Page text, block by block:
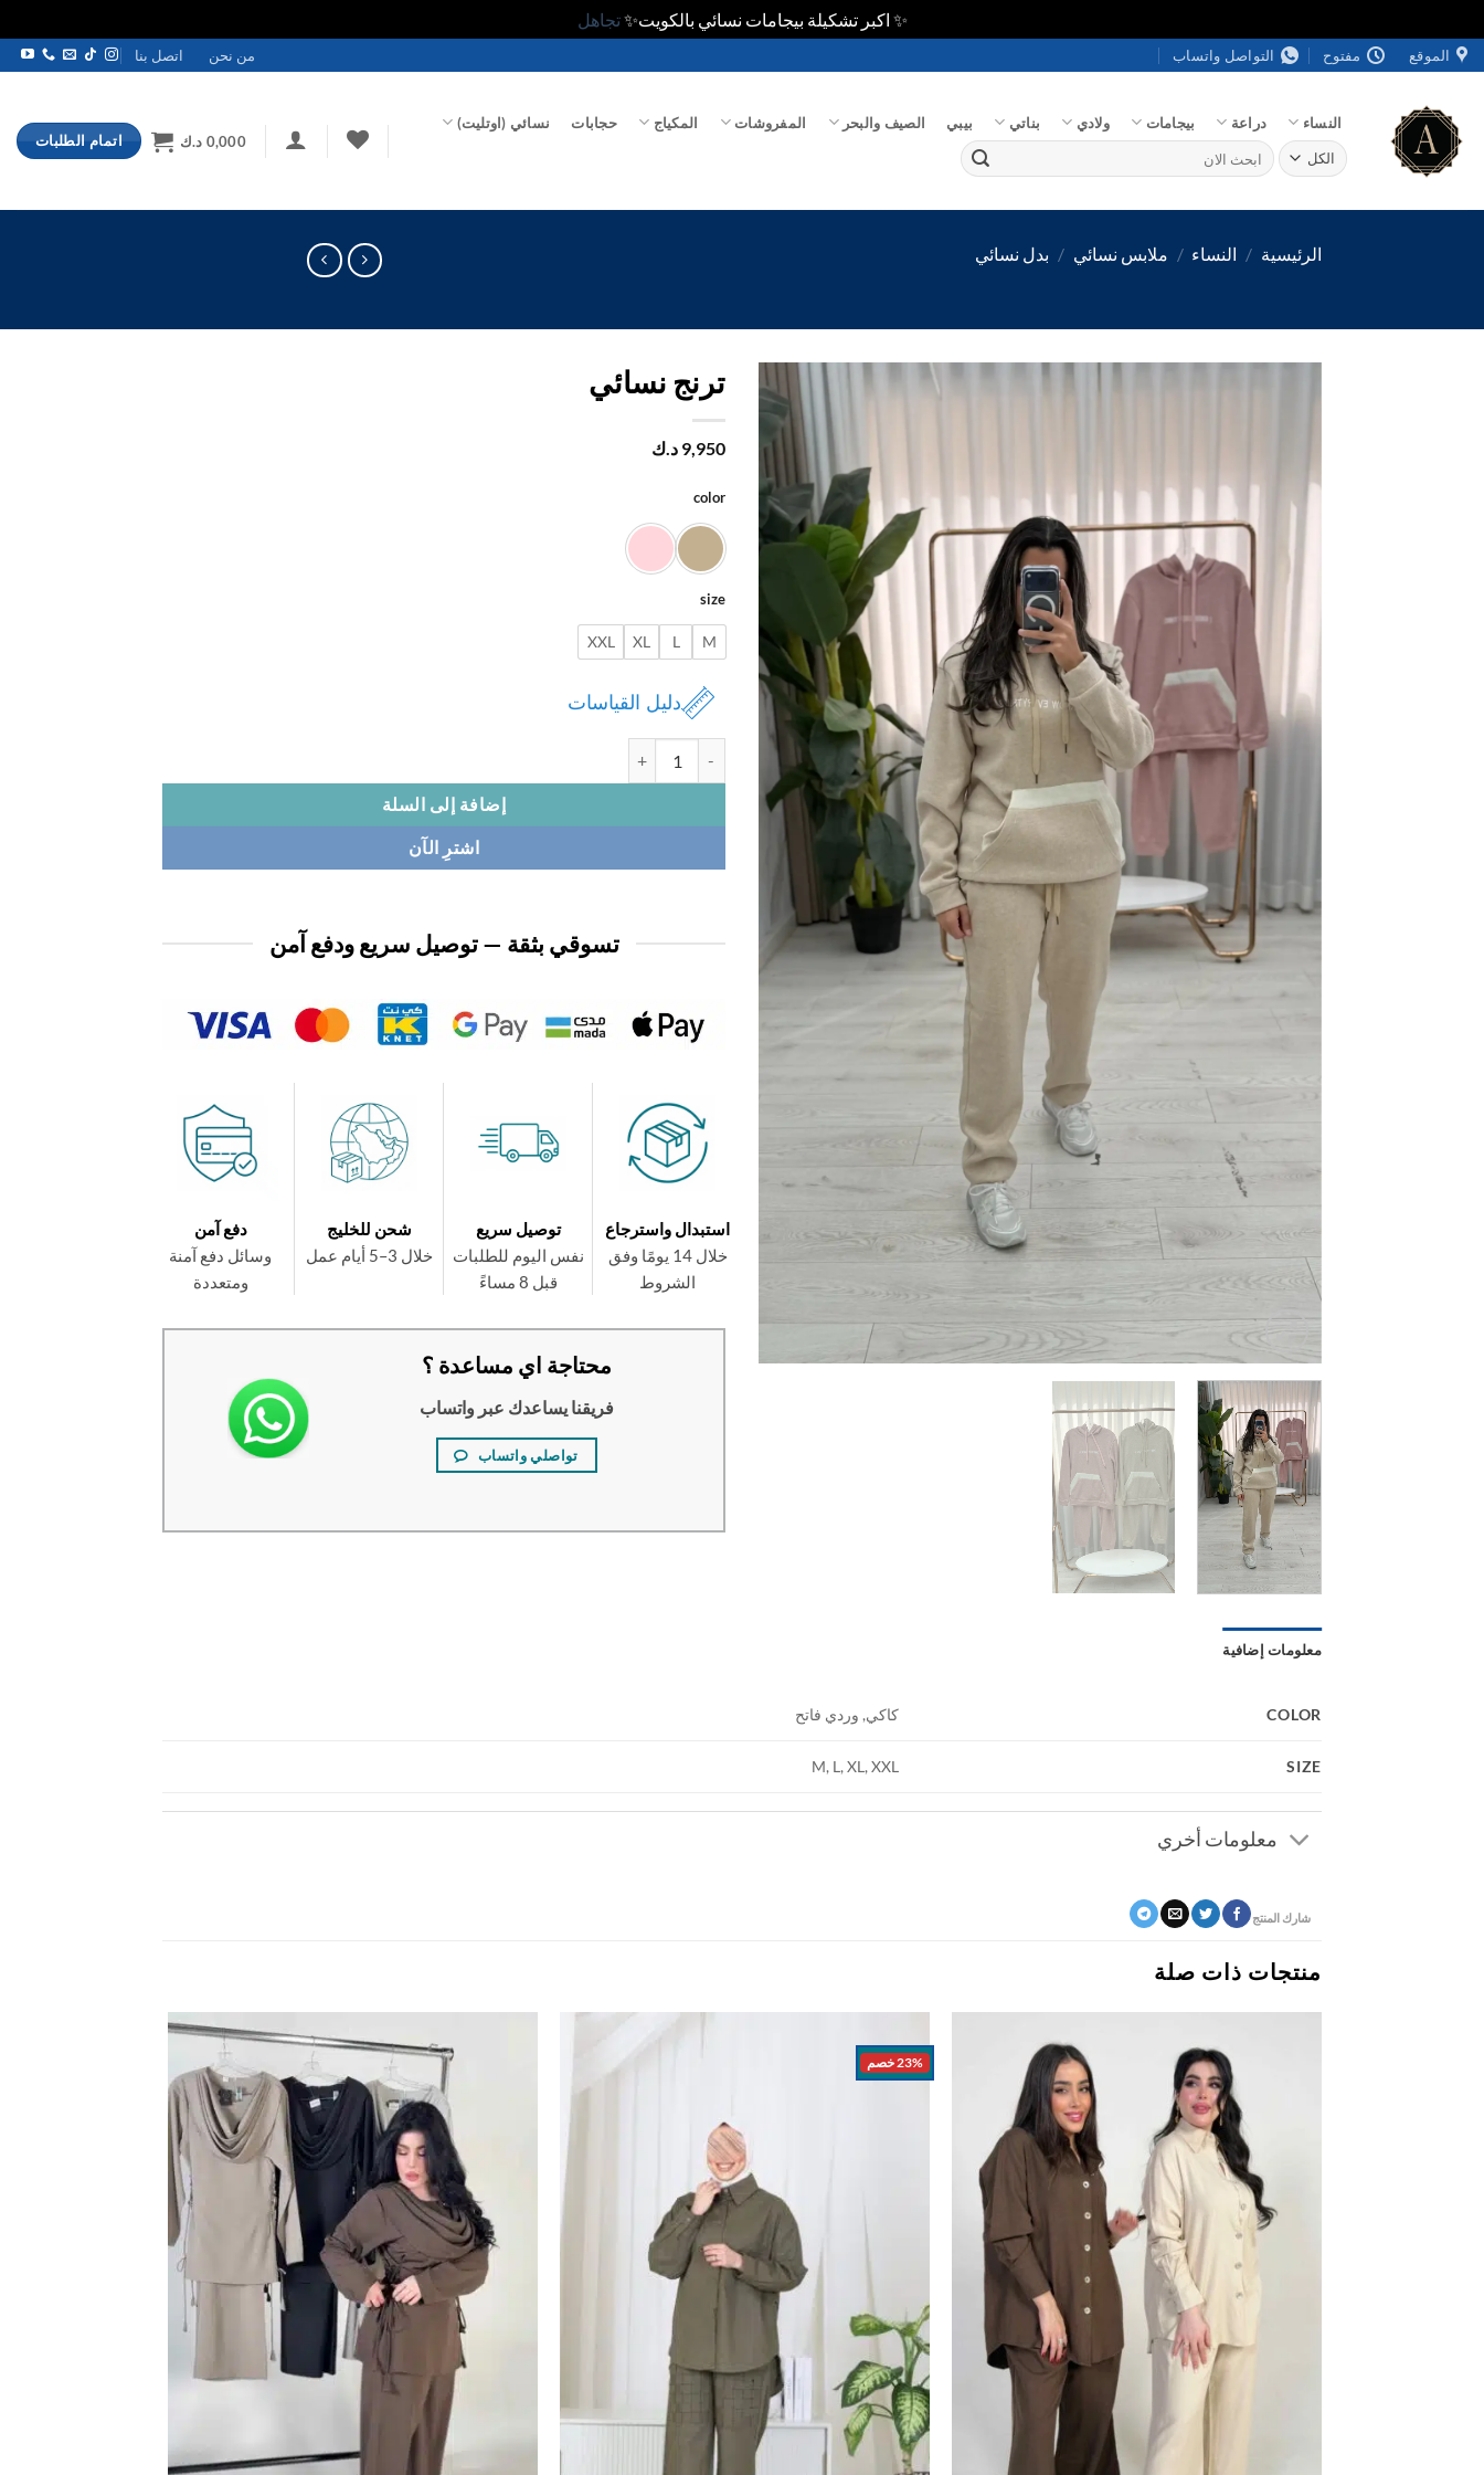
✨ اكبر تشكيلة بيجامات نسائي بالكويت✨تجاهل
تخطي
للمحتوى
الموقع مفتوح التواصل واتساب من نحن اتصل بنا
النساء دراعة بيجامات ولادي بناتي بيبي الصيف والبحر المفروشات المكياج حجابات نسائي (اوتليت)
البحث
عن:
0,000 د.ك اتمام الطلبات
الرئيسية / النساء / ملابس نسائي / بدل نسائي
اضف
المفضلة
ترنج نسائي
9,950 د.ك
color
size
M
L
XL
XXL
دليل القياسات
إضافة إلى السلة
اشترِ الآن
تسوقي بثقة — توصيل سريع ودفع آمن
استبدال واسترجاع
خلال 14 يومًا وفق
الشروط
توصيل سريع
نفس اليوم للطلبات
قبل 8 مساءً
شحن للخليج
خلال 3–5 أيام عمل
دفع آمن
وسائل دفع آمنة
ومتعددة
محتاجة اي مساعدة ؟
فريقنا يساعدك عبر واتساب
تواصلي واتساب
معلومات إضافية
COLOR كاكي, وردي فاتح
SIZE
M, L, XL, XXL
معلومات أخري
شارك المنتج
منتجات ذات صلة
23% خصم
اضف
الي
المفضلة